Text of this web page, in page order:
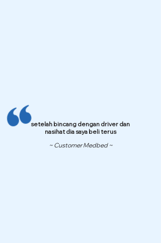
setelah bincang dengan driver dan
nasihat dia saya beli terus
~ Customer Medbed ~